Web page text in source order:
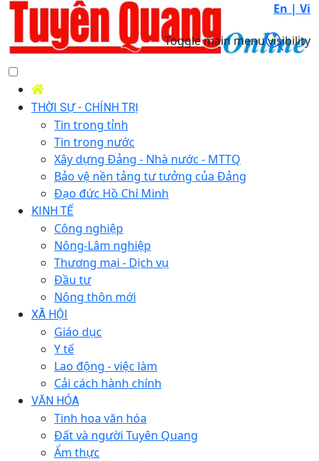
En | Vi
Toggle main menu visibility
THỜI SỰ - CHÍNH TRỊ
Tin trong tỉnh
Tin trong nước
Xây dựng Đảng - Nhà nước - MTTQ
Bảo vệ nền tảng tư tưởng của Đảng
Đạo đức Hồ Chí Minh
KINH TẾ
Công nghiệp
Nông-Lâm nghiệp
Thương mại - Dịch vụ
Đầu tư
Nông thôn mới
XÃ HỘI
Giáo dục
Y tế
Lao động - việc làm
Cải cách hành chính
VĂN HÓA
Tinh hoa văn hóa
Đất và người Tuyên Quang
Ẩm thực